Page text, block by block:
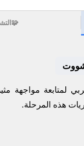
🧩
شووت
لمتابعة مواجهة
هذه المرحلة.